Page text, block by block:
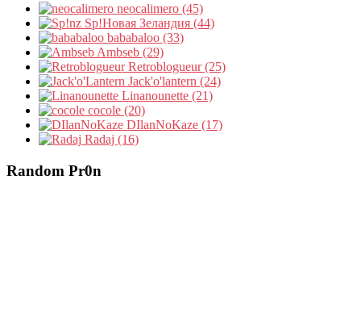
neocalimero (45)
Sp!Новая Зеландия (44)
bababaloo (33)
Ambseb (29)
Retroblogueur (25)
Jack'o'lantern (24)
Linanounette (21)
cocole (20)
DIlanNoKaze (17)
Radaj (16)
Random Pr0n